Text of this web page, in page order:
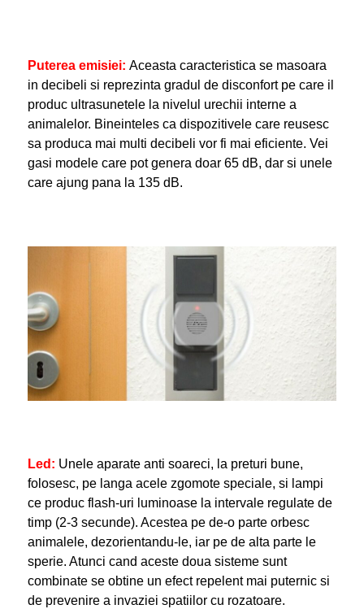
Puterea emisiei: Aceasta caracteristica se masoara
in decibeli si reprezinta gradul de disconfort pe care il
produc ultrasunetele la nivelul urechii interne a
animalelor. Bineinteles ca dispozitivele care reusesc
sa produca mai multi decibeli vor fi mai eficiente. Vei
gasi modele care pot genera doar 65 dB, dar si unele
care ajung pana la 135 dB.
Led: Unele aparate anti soareci, la preturi bune,
folosesc, pe langa acele zgomote speciale, si lampi
ce produc flash-uri luminoase la intervale regulate de
timp (2-3 secunde). Acestea pe de-o parte orbesc
animalele, dezorientandu-le, iar pe de alta parte le
sperie. Atunci cand aceste doua sisteme sunt
combinate se obtine un efect repelent mai puternic si
de prevenire a invaziei spatiilor cu rozatoare.